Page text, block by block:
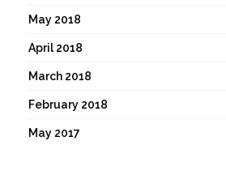
May 2018
April 2018
March 2018
February 2018
May 2017